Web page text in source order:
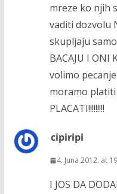
mreze ko njih
vaditi dozvolu
skupljaju
BACAJU I ONI
volimo
moramo platiti
PLACATI!!!!!!!!!
cipiripi
4. Juna 2012. at
I JOS DA